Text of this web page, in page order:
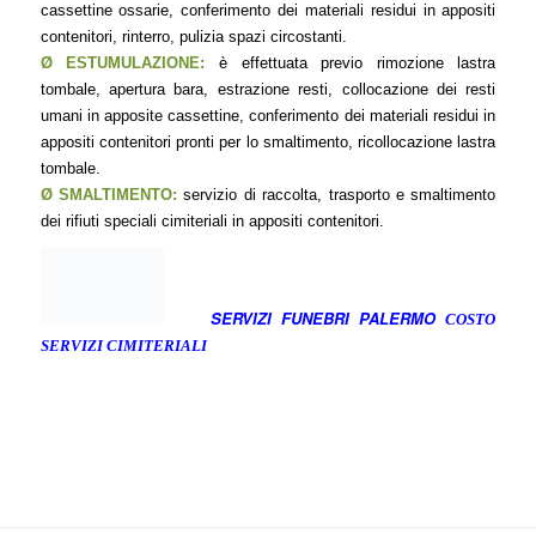
cassettine ossarie, conferimento dei materiali residui in appositi
contenitori, rinterro, pulizia spazi circostanti.
Ø ESTUMULAZIONE: è effettuata previo rimozione lastra
tombale, apertura bara, estrazione resti, collocazione dei resti
umani in apposite cassettine, conferimento dei materiali residui in
appositi contenitori pronti per lo smaltimento, ricollocazione lastra
tombale.
Ø SMALTIMENTO: servizio di raccolta, trasporto e smaltimento
dei rifiuti speciali cimiteriali in appositi contenitori.
SERVIZI FUNEBRI PALERMOCOSTO
SERVIZI CIMITERIALI